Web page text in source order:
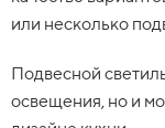
или несколько
Подвесной
освещения, но и